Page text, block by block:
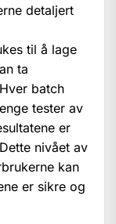
detaljert
til å lage
ta
batch
tester av
er
nivået av
kan
er sikre og